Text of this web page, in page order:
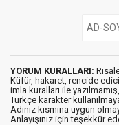
YORUM KURALLARI:
Küfür, hakaret, rencide
imla kuralları ile yazılmamış,
Türkçe karakter
Adınız kısmına uygun
Anlayışınız için teşekkür